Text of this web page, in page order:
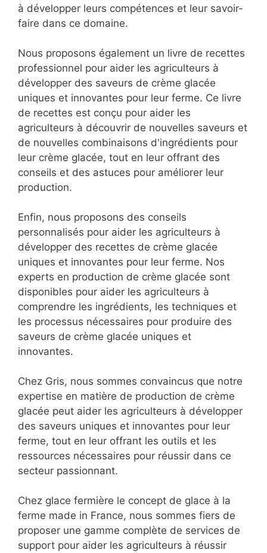
à développer leurs compétences et leur savoir-
faire dans ce domaine.
Nous proposons également un livre de recettes
professionnel pour aider les agriculteurs à
développer des saveurs de crème glacée
uniques et innovantes pour leur ferme. Ce livre
de recettes est conçu pour aider les
agriculteurs à découvrir de nouvelles saveurs et
de nouvelles combinaisons d'ingrédients pour
leur crème glacée, tout en leur offrant des
conseils et des astuces pour améliorer leur
production.
Enfin, nous proposons des conseils
personnalisés pour aider les agriculteurs à
développer des recettes de crème glacée
uniques et innovantes pour leur ferme. Nos
experts en production de crème glacée sont
disponibles pour aider les agriculteurs à
comprendre les ingrédients, les techniques et
les processus nécessaires pour produire des
saveurs de crème glacée uniques et
innovantes.
Chez Gris, nous sommes convaincus que notre
expertise en matière de production de crème
glacée peut aider les agriculteurs à développer
des saveurs uniques et innovantes pour leur
ferme, tout en leur offrant les outils et les
ressources nécessaires pour réussir dans ce
secteur passionnant.
Chez glace fermière le concept de glace à la
ferme made in France, nous sommes fiers de
proposer une gamme complète de services de
support pour aider les agriculteurs à réussir